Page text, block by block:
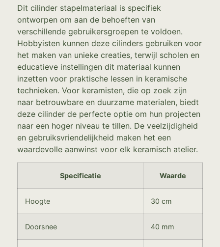
Dit cilinder stapelmateriaal is specifiek
ontworpen om aan de behoeften van
verschillende gebruikersgroepen te voldoen.
Hobbyisten kunnen deze cilinders gebruiken voor
het maken van unieke creaties, terwijl scholen en
educatieve instellingen dit materiaal kunnen
inzetten voor praktische lessen in keramische
technieken. Voor keramisten, die op zoek zijn
naar betrouwbare en duurzame materialen, biedt
deze cilinder de perfecte optie om hun projecten
naar een hoger niveau te tillen. De veelzijdigheid
en gebruiksvriendelijkheid maken het een
waardevolle aanwinst voor elk keramisch atelier.
Specificatie Waarde
Hoogte 30 cm
Doorsnee 40 mm